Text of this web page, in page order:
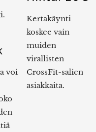
voi
Kertakäynti
koskee vain
muiden
virallisten
CrossFit-salien
asiakkaita.